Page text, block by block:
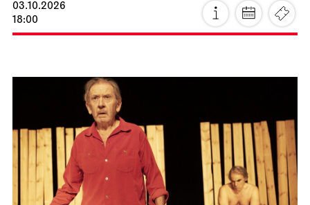
03.10.2026
18:00